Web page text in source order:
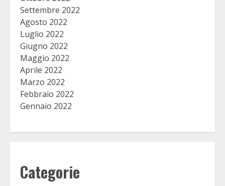
Settembre 2022
Agosto 2022
Luglio 2022
Giugno 2022
Maggio 2022
Aprile 2022
Marzo 2022
Febbraio 2022
Gennaio 2022
Categorie